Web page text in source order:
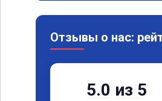
Отзывы о нас:
5.0 из 5